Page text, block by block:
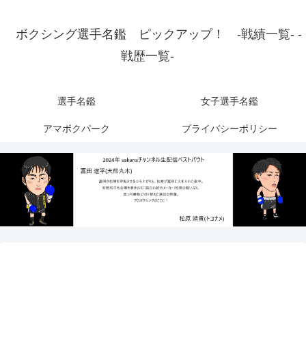
ボクシング選手名鑑 ピックアップ！ -戦績一覧- -
戦歴一覧-
選手名鑑 女子選手名鑑
アマボクパーク プライバシーポリシー